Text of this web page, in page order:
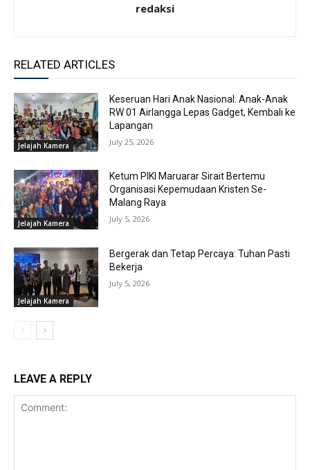
redaksi
RELATED ARTICLES
Jelajah Kamera
Keseruan Hari Anak Nasional: Anak-Anak
RW 01 Airlangga Lepas Gadget, Kembali ke
Lapangan
July 25, 2026
Jelajah Kamera
Ketum PIKI Maruarar Sirait Bertemu
Organisasi Kepemudaan Kristen Se-
Malang Raya
July 5, 2026
Jelajah Kamera
Bergerak dan Tetap Percaya: Tuhan Pasti
Bekerja
July 5, 2026
LEAVE A REPLY